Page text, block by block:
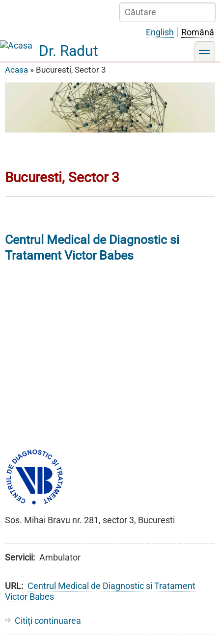
principal
Căutare
English Română
Dr. Radut toggle
Breadcrumb
Acasa Bucuresti, Sector 3
Bucuresti, Sector 3
Centrul Medical de Diagnostic si
Tratament Victor Babes
Sos. Mihai Bravu nr. 281, sector 3, Bucuresti
Servicii Ambulator
URL
Centrul Medical de Diagnostic si Tratament
Victor Babes
Citiți continuarea